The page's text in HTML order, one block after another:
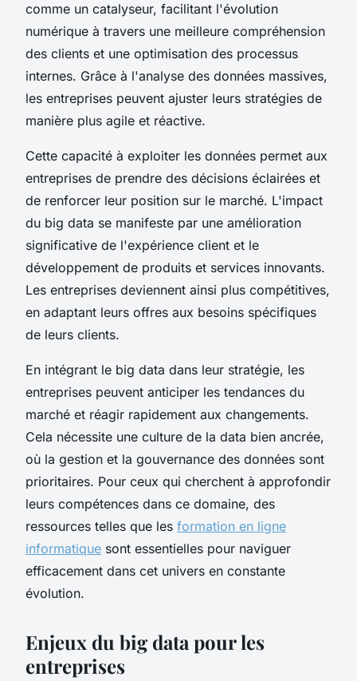
comme un catalyseur, facilitant l'évolution
numérique à travers une meilleure compréhension
des clients et une optimisation des processus
internes. Grâce à l'analyse des données massives,
les entreprises peuvent ajuster leurs stratégies de
manière plus agile et réactive.
Cette capacité à exploiter les données permet aux
entreprises de prendre des décisions éclairées et
de renforcer leur position sur le marché. L'impact
du big data se manifeste par une amélioration
significative de l'expérience client et le
développement de produits et services innovants.
Les entreprises deviennent ainsi plus compétitives,
en adaptant leurs offres aux besoins spécifiques
de leurs clients.
En intégrant le big data dans leur stratégie, les
entreprises peuvent anticiper les tendances du
marché et réagir rapidement aux changements.
Cela nécessite une culture de la data bien ancrée,
où la gestion et la gouvernance des données sont
prioritaires. Pour ceux qui cherchent à approfondir
leurs compétences dans ce domaine, des
ressources telles que les formation en ligne
informatique sont essentielles pour naviguer
efficacement dans cet univers en constante
évolution.
Enjeux du big data pour les
entreprises